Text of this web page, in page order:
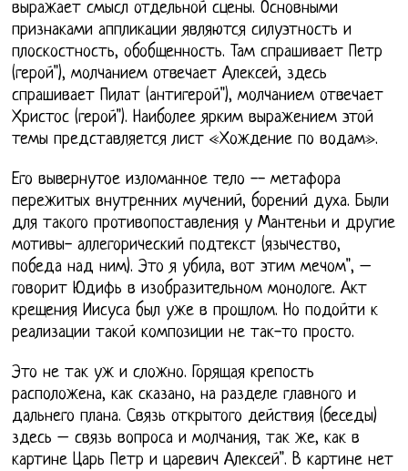
выражает смысл отдельной сцены. Основными
признаками аппликации являются силуэтность и
плоскостность, обобщенность. Там спрашивает Петр
(герой"), молчанием отвечает Алексей, здесь
спрашивает Пилат (антигерой"), молчанием отвечает
Христос (герой"). Наиболее ярким выражением этой
темы представляется лист «Хождение по водам».
Его вывернутое изломанное тело -- метафора
пережитых внутренних мучений, борений духа. Были
для такого противопоставления у Мантеньи и другие
мотивы- аллегорический подтекст (язычество,
победа над ним). Это я убила, вот этим мечом", –
говорит Юдифь в изобразительном монологе. Акт
крещения Иисуса был уже в прошлом. Но подойти к
реализации такой композиции не так-то просто.
Это не так уж и сложно. Горящая крепость
расположена, как сказано, на разделе главного и
дальнего плана. Связь открытого действия (беседы)
здесь – связь вопроса и молчания, так же, как в
картине Царь Петр и царевич Алексей". В картине нет